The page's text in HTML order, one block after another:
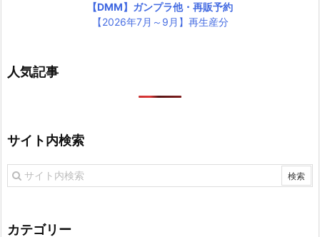
【DMM】ガンプラ他・再販予約
【2026年7月～9月】再生産分
人気記事
サイト内検索
カテゴリー